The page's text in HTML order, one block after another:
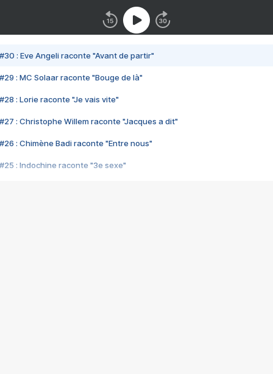
#30 : Eve Angeli raconte "Avant de partir"
#29 : MC Solaar raconte "Bouge de là"
#28 : Lorie raconte "Je vais vite"
#27 : Christophe Willem raconte "Jacques a dit"
#26 : Chimène Badi raconte "Entre nous"
#25 : Indochine raconte "3e sexe"